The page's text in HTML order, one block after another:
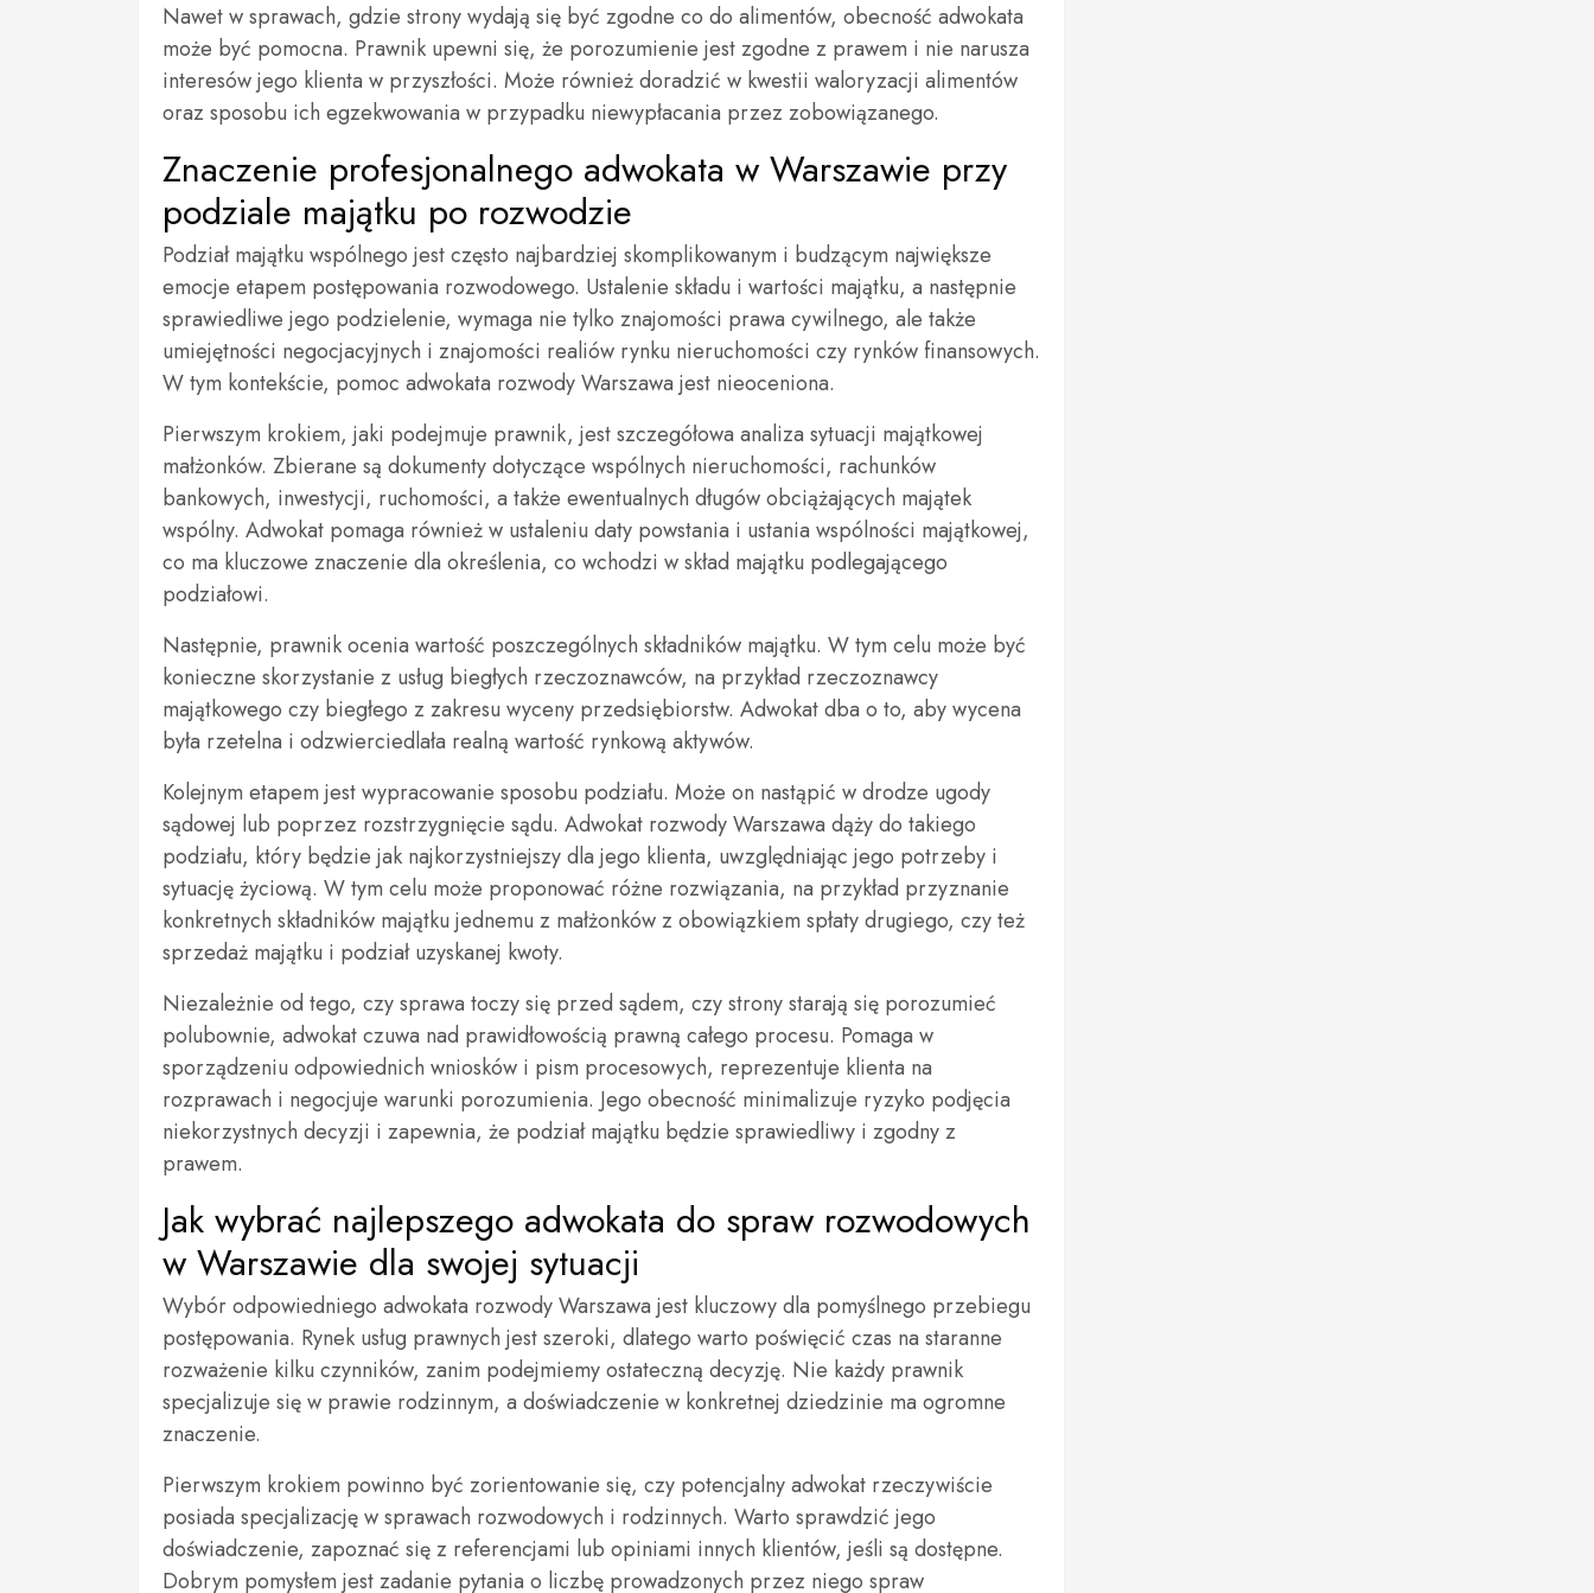
Nawet w sprawach, gdzie strony wydają się być zgodne co do alimentów, obecność adwokata
może być pomocna. Prawnik upewni się, że porozumienie jest zgodne z prawem i nie narusza
interesów jego klienta w przyszłości. Może również doradzić w kwestii waloryzacji alimentów
oraz sposobu ich egzekwowania w przypadku niewypłacania przez zobowiązanego.
Znaczenie profesjonalnego adwokata w Warszawie przy
podziale majątku po rozwodzie
Podział majątku wspólnego jest często najbardziej skomplikowanym i budzącym największe
emocje etapem postępowania rozwodowego. Ustalenie składu i wartości majątku, a następnie
sprawiedliwe jego podzielenie, wymaga nie tylko znajomości prawa cywilnego, ale także
umiejętności negocjacyjnych i znajomości realiów rynku nieruchomości czy rynków finansowych.
W tym kontekście, pomoc adwokata rozwody Warszawa jest nieoceniona.
Pierwszym krokiem, jaki podejmuje prawnik, jest szczegółowa analiza sytuacji majątkowej
małżonków. Zbierane są dokumenty dotyczące wspólnych nieruchomości, rachunków
bankowych, inwestycji, ruchomości, a także ewentualnych długów obciążających majątek
wspólny. Adwokat pomaga również w ustaleniu daty powstania i ustania wspólności majątkowej,
co ma kluczowe znaczenie dla określenia, co wchodzi w skład majątku podlegającego
podziałowi.
Następnie, prawnik ocenia wartość poszczególnych składników majątku. W tym celu może być
konieczne skorzystanie z usług biegłych rzeczoznawców, na przykład rzeczoznawcy
majątkowego czy biegłego z zakresu wyceny przedsiębiorstw. Adwokat dba o to, aby wycena
była rzetelna i odzwierciedlała realną wartość rynkową aktywów.
Kolejnym etapem jest wypracowanie sposobu podziału. Może on nastąpić w drodze ugody
sądowej lub poprzez rozstrzygnięcie sądu. Adwokat rozwody Warszawa dąży do takiego
podziału, który będzie jak najkorzystniejszy dla jego klienta, uwzględniając jego potrzeby i
sytuację życiową. W tym celu może proponować różne rozwiązania, na przykład przyznanie
konkretnych składników majątku jednemu z małżonków z obowiązkiem spłaty drugiego, czy też
sprzedaż majątku i podział uzyskanej kwoty.
Niezależnie od tego, czy sprawa toczy się przed sądem, czy strony starają się porozumieć
polubownie, adwokat czuwa nad prawidłowością prawną całego procesu. Pomaga w
sporządzeniu odpowiednich wniosków i pism procesowych, reprezentuje klienta na
rozprawach i negocjuje warunki porozumienia. Jego obecność minimalizuje ryzyko podjęcia
niekorzystnych decyzji i zapewnia, że podział majątku będzie sprawiedliwy i zgodny z
prawem.
Jak wybrać najlepszego adwokata do spraw rozwodowych
w Warszawie dla swojej sytuacji
Wybór odpowiedniego adwokata rozwody Warszawa jest kluczowy dla pomyślnego przebiegu
postępowania. Rynek usług prawnych jest szeroki, dlatego warto poświęcić czas na staranne
rozważenie kilku czynników, zanim podejmiemy ostateczną decyzję. Nie każdy prawnik
specjalizuje się w prawie rodzinnym, a doświadczenie w konkretnej dziedzinie ma ogromne
znaczenie.
Pierwszym krokiem powinno być zorientowanie się, czy potencjalny adwokat rzeczywiście
posiada specjalizację w sprawach rozwodowych i rodzinnych. Warto sprawdzić jego
doświadczenie, zapoznać się z referencjami lub opiniami innych klientów, jeśli są dostępne.
Dobrym pomysłem jest zadanie pytania o liczbę prowadzonych przez niego spraw